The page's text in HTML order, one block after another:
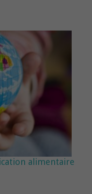
alimentaire